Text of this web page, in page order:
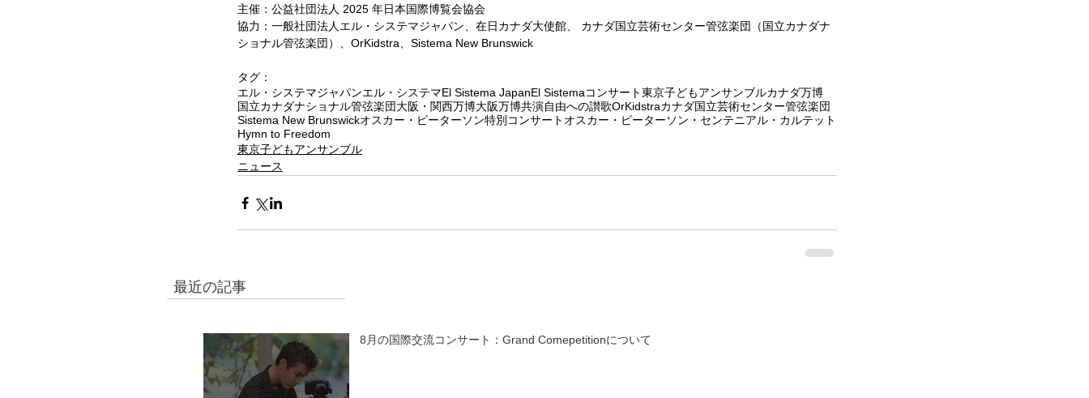
主催：公益社団法人 2025 年日本国際博覧会協会
協力：一般社団法人エル・システマジャパン、在日カナダ大使館、 カナダ国立芸術センター管弦楽団（国立カナダナ
ショナル管弦楽団）、OrKidstra、Sistema New Brunswick
タグ：
エル・システマジャパンエル・システマEl Sistema JapanEl Sistemaコンサート東京子どもアンサンブルカナダ万博
国立カナダナショナル管弦楽団大阪・関西万博大阪万博共演自由への讃歌OrKidstraカナダ国立芸術センター管弦楽団
Sistema New Brunswickオスカー・ピーターソン特別コンサート オスカー・ピーターソン・センテニアル・カルテット
Hymn to Freedom
東京子どもアンサンブル
ニュース
最近の記事
8月の国際交流コンサート：Grand Comepetitionについて